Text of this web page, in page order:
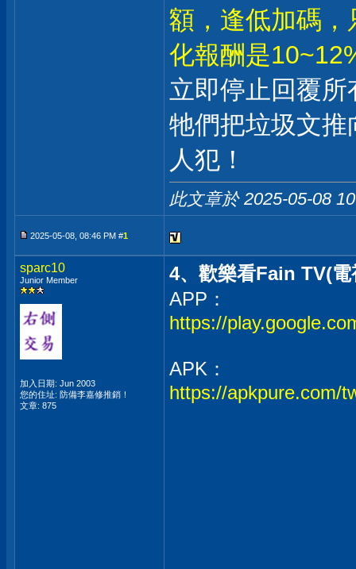
額，逢低加碼
化報酬是
立即停止回覆
牠們把垃圾文
人犯！
此文章於 2025-05-08
2025-05-08, 08:46 PM #1
sparc10
Junior Member
加入日期: Jun 2003
您的住址: 防備李嘉修推銷！
文章: 875
4、歡樂看Fain TV(電
APP：
https://
APK：
https://apkpure.com/